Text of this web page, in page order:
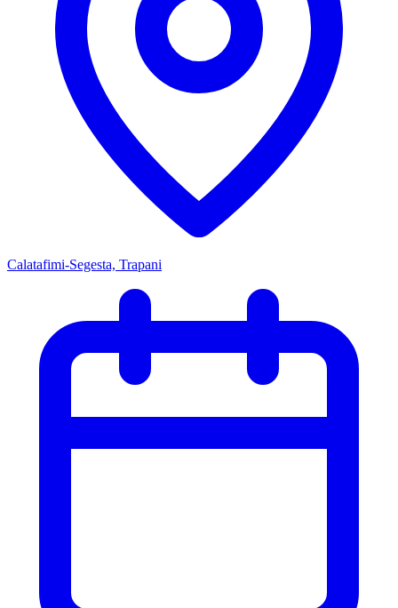
Calatafimi-Segesta, Trapani